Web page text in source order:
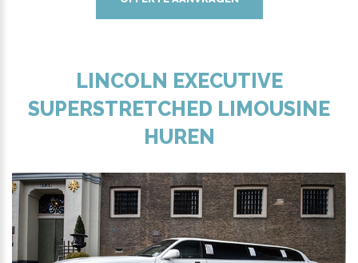
LINCOLN EXECUTIVE
SUPERSTRETCHED LIMOUSINE
HUREN